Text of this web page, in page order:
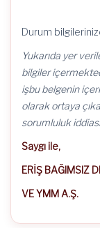
Durum
Yukarıda yer
bilgiler
işbu belgenin
olarak ortaya
sorumluluk
Saygı ile,
ERİŞ BAĞIMSIZ
VE YMM A.Ş.